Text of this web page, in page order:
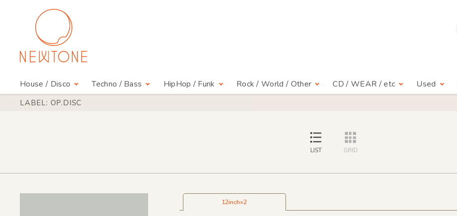
House / Disco Techno / Bass HipHop / Funk Rock / World / Other CD / WEAR / etc Used
LABEL: OP.DISC
LIST GRID
12inch×2